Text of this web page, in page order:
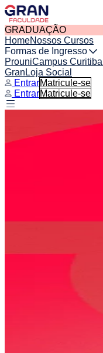
GRADUAÇÃO
HomeNossos Cursos
Formas de Ingresso
ProuniCampus Curitiba
Gran Loja Social
EntrarMatricule-se
EntrarMatricule-se